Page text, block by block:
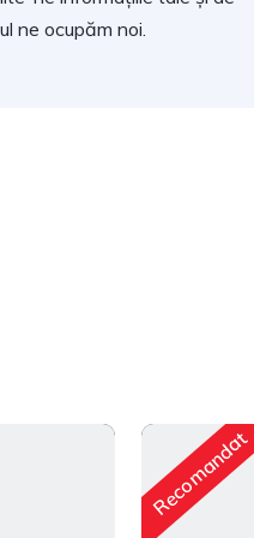
ne ocupăm noi.
Recomandat